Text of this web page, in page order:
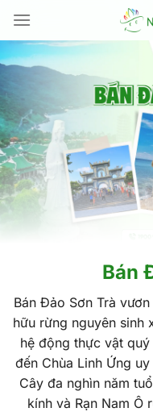
đến
dung
Bán
Bán Đảo Sơn Trà
hữu rừng nguyên sinh
hệ động thực vật
đến Chùa Linh Ứng
Cây đa nghìn năm
kính và Rạn Nam Ô